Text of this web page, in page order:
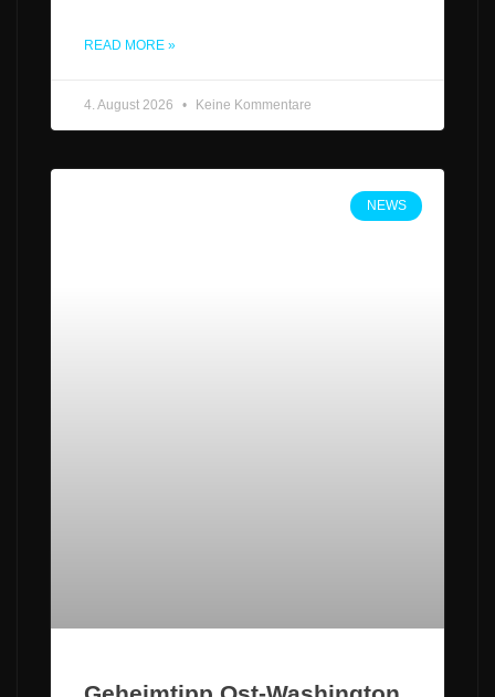
READ MORE »
4. August 2026 Keine Kommentare
NEWS